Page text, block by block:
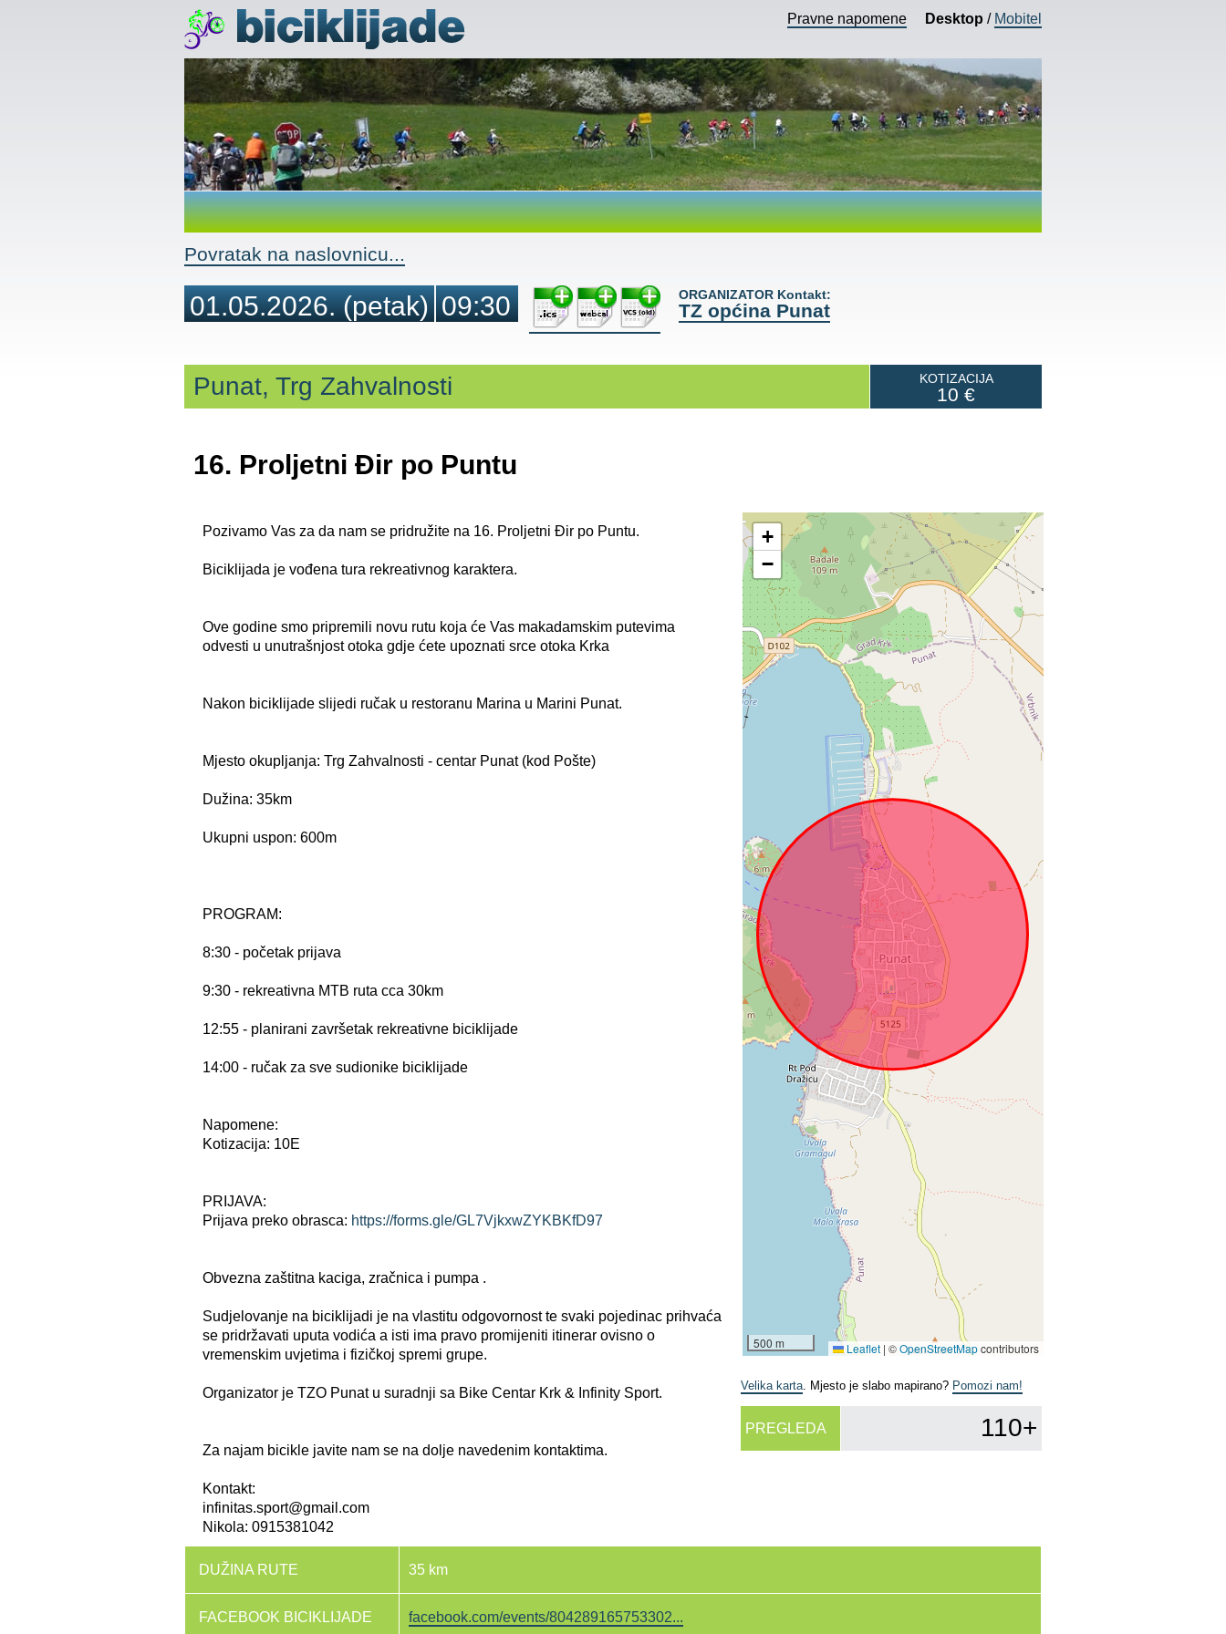
Pravne napomene Desktop / Mobitel
Povratak na naslovnicu...
01.05.2026.(petak) 09:30 ORGANIZATOR Kontakt:
TZ općina Punat
Punat, Trg Zahvalnosti KOTIZACIJA
10 €
16. Proljetni Đir po Puntu
Pozivamo Vas za da nam se pridružite na 16. Proljetni Đir po Puntu.
Biciklijada je vođena tura rekreativnog karaktera.
Ove godine smo pripremili novu rutu koja će Vas makadamskim putevima
odvesti u unutrašnjost otoka gdje ćete upoznati srce otoka Krka
Nakon biciklijade slijedi ručak u restoranu Marina u Marini Punat.
Mjesto okupljanja: Trg Zahvalnosti - centar Punat (kod Pošte)
Dužina: 35km
Ukupni uspon: 600m
PROGRAM:
8:30 - početak prijava
9:30 - rekreativna MTB ruta cca 30km
12:55 - planirani završetak rekreativne biciklijade
14:00 - ručak za sve sudionike biciklijade
Napomene:
Kotizacija: 10E
PRIJAVA:
Prijava preko obrasca: https://forms.gle/GL7VjkxwZYKBKfD97
Obvezna zaštitna kaciga, zračnica i pumpa .
Sudjelovanje na biciklijadi je na vlastitu odgovornost te svaki pojedinac prihvaća
se pridržavati uputa vodića a isti ima pravo promijeniti itinerar ovisno o
vremenskim uvjetima i fizičkoj spremi grupe.
Organizator je TZO Punat u suradnji sa Bike Centar Krk & Infinity Sport.
Za najam bicikle javite nam se na dolje navedenim kontaktima.
Kontakt:
infinitas.sport@gmail.com
Nikola: 0915381042
+
−
500 m Leaflet | ©OpenStreetMapcontributors
Velika karta. Mjesto je slabo mapirano? Pomozi nam!
PREGLEDA 110+
DUŽINA RUTE 35 km
FACEBOOK BICIKLIJADE facebook.com/events/804289165753302...